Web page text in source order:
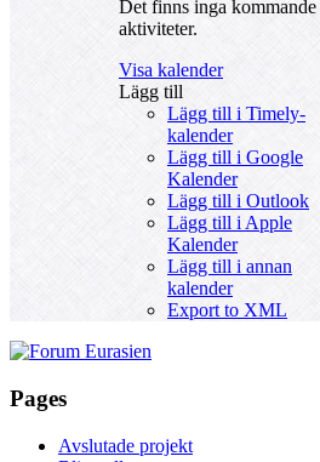
Det finns inga kommande
aktiviteter.
Visa kalender
Lägg till
Lägg till i Timely-
kalender
Lägg till i Google
Kalender
Lägg till i Outlook
Lägg till i Apple
Kalender
Lägg till i annan
kalender
Export to XML
Pages
Avslutade projekt